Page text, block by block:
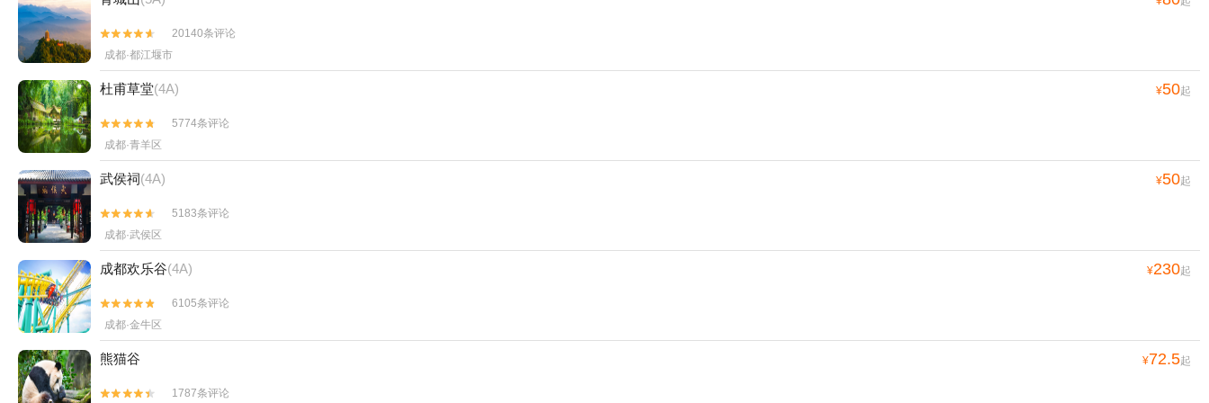


20140条评论
成都·都江堰市
杜甫草堂(4A) ¥50起


5774条评论
成都·青羊区
武侯祠(4A) ¥50起


5183条评论
成都·武侯区
成都欢乐谷(4A) ¥230起


6105条评论
成都·金牛区
熊猫谷 ¥72.5起

 1787条评论